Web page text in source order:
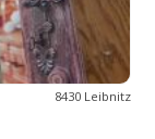
8430 Leibnitz